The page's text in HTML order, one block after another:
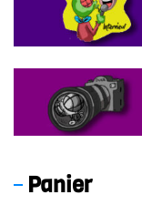
Panier